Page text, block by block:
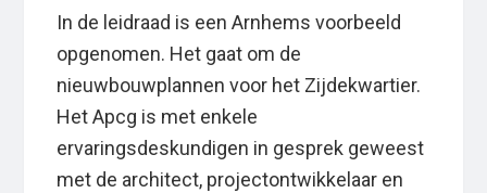
In de leidraad is een Arnhems voorbeeld
opgenomen. Het gaat om de
nieuwbouwplannen voor het Zijdekwartier.
Het Apcg is met enkele
ervaringsdeskundigen in gesprek geweest
met de architect, projectontwikkelaar en